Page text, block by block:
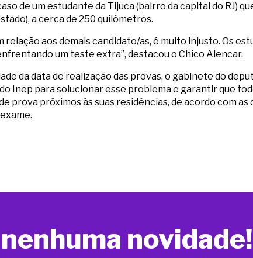
de um estudante da Tijuca (bairro da capital do RJ)
a cerca de 250 quilômetros.
aos demais candidato/as, é muito injusto. Os
um teste extra”, destacou o Chico Alencar.
da data de realização das provas, o gabinete do
Inep para solucionar esse problema e garantir que
prova próximos às suas residências, de acordo com
novidade!